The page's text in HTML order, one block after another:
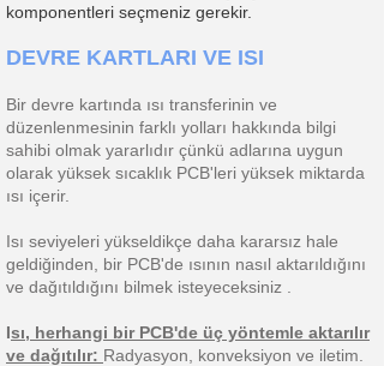
komponentleri seçmeniz gerekir.
DEVRE KARTLARI VE ISI
Bir devre kartında ısı transferinin ve
düzenlenmesinin farklı yolları hakkında bilgi
sahibi olmak yararlıdır çünkü adlarına uygun
olarak yüksek sıcaklık PCB'leri yüksek miktarda
ısı içerir.
Isı seviyeleri yükseldikçe daha kararsız hale
geldiğinden, bir PCB'de ısının nasıl aktarıldığını
ve dağıtıldığını bilmek isteyeceksiniz .
Isı, herhangi bir PCB'de üç yöntemle aktarılır
ve dağıtılır: Radyasyon, konveksiyon ve iletim.